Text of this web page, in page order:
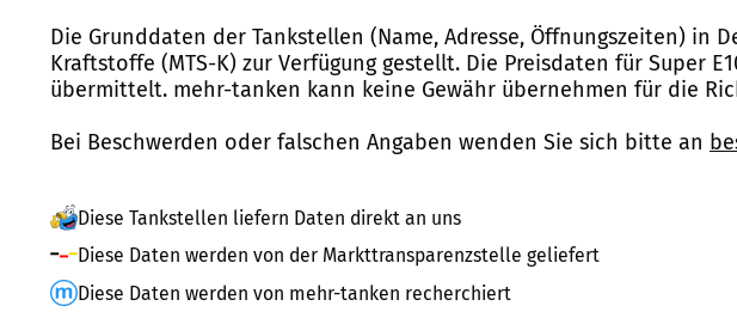
Die Grunddaten der Tankstellen (Name, Adresse, Öffnungszeiten)
Kraftstoffe (MTS-K) zur Verfügung gestellt. Die Preisdaten für Super
übermittelt. mehr-tanken kann keine Gewähr übernehmen für die
Bei Beschwerden oder falschen Angaben wenden Sie sich bitte an
Diese Tankstellen liefern Daten direkt an uns
Diese Daten werden von der Markttransparenzstelle geliefert
Diese Daten werden von mehr-tanken recherchiert